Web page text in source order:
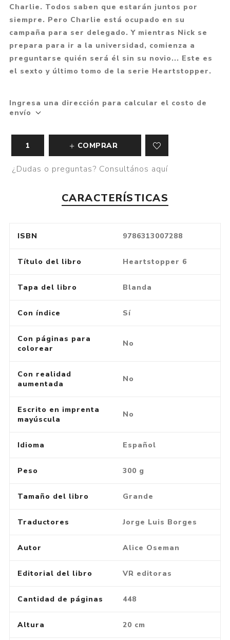
Charlie. Todos saben que estarán juntos por
siempre. Pero Charlie está ocupado en su
campaña para ser delegado. Y mientras Nick se
prepara para ir a la universidad, comienza a
preguntarse quién será él sin su novio... Este es
el sexto y último tomo de la serie Heartstopper.
Ingresa una dirección para calcular el costo de
envío
COMPRAR
¿Dudas o preguntas? Consultános aquí
CARACTERÍSTICAS
ISBN 9786313007288
Título del libro Heartstopper 6
Tapa del libro Blanda
Con índice Sí
Con páginas para
colorear
No
Con realidad
aumentada
No
Escrito en imprenta
mayúscula
No
Idioma Español
Peso 300 g
Tamaño del libro Grande
Traductores Jorge Luis Borges
Autor Alice Oseman
Editorial del libro VR editoras
Cantidad de páginas 448
Altura 20 cm